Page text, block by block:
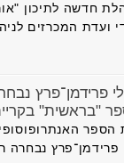
חדשה לתיכון
ועדת המכרזים
פרידמן־פרץ
"בראשית"
הספר
פרידמן־פרץ